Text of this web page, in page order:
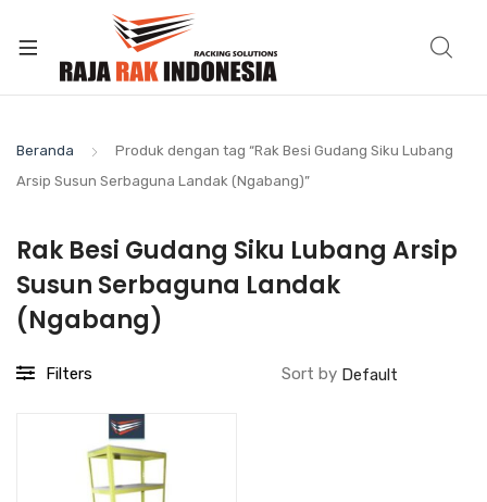
Beranda
Produk dengan tag “Rak Besi Gudang Siku Lubang
Arsip Susun Serbaguna Landak (Ngabang)”
Rak Besi Gudang Siku Lubang Arsip
Susun Serbaguna Landak
(Ngabang)
Filters Sort by